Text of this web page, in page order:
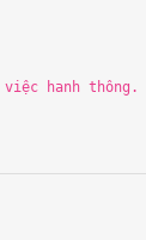
hanh thông.